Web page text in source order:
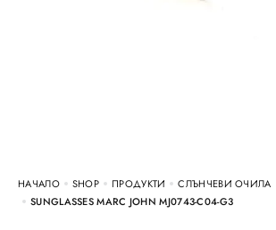
НАЧАЛО SHOP ПРОДУКТИ
СЛЪНЧЕВИ ОЧИЛА
SUNGLASSES MARC JOHN MJ0743-C04-G3